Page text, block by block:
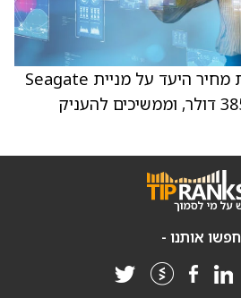
UBS העלו לפירמה את מחיר היעד על מניית Seagate
‏(STX) ל‑440 דולר מ‑385 דולר, וממשיכים להעניק
חפשו אותנו -